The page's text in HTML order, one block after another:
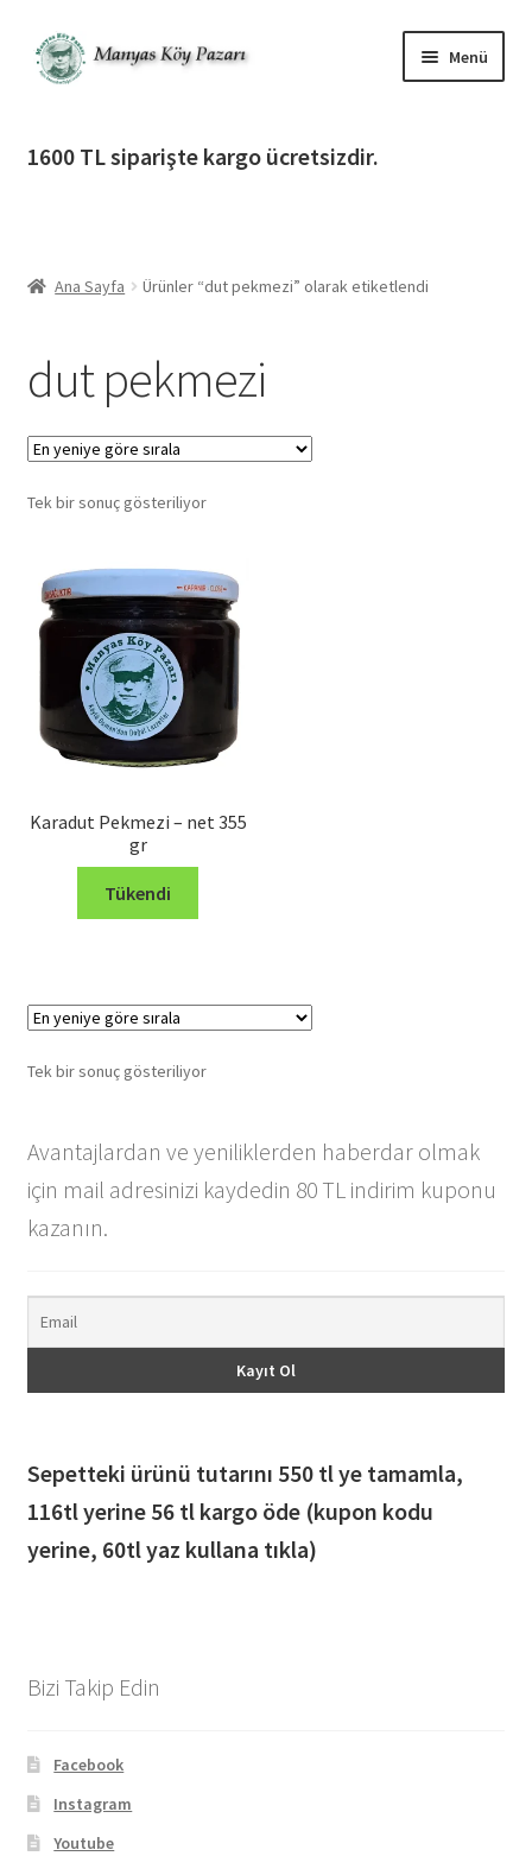
Dolaşıma
geç
İçeriğe
geç
Menü
İletişim
1600 TL siparişte kargo ücretsizdir.
Ana Sayfa Ürünler “dut pekmezi” olarak etiketlendi
dut pekmezi
Tek bir sonuç gösteriliyor
Karadut Pekmezi – net 355
gr
Tükendi
Tek bir sonuç gösteriliyor
Avantajlardan ve yeniliklerden haberdar olmak
için mail adresinizi kaydedin 80 TL indirim kuponu
kazanın.
Sepetteki ürünü tutarını 550 tl ye tamamla,
116tl yerine 56 tl kargo öde (kupon kodu
yerine, 60tl yaz kullana tıkla)
Bizi Takip Edin
Facebook
Instagram
Youtube